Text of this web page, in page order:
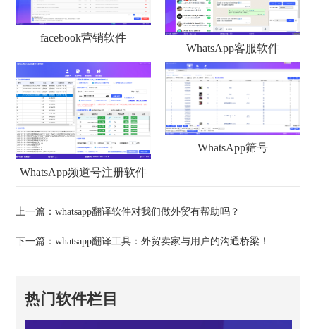
facebook营销软件
WhatsApp客服软件
WhatsApp频道号注册软件
WhatsApp筛号
上一篇：whatsapp翻译软件对我们做外贸有帮助吗？
下一篇：whatsapp翻译工具：外贸卖家与用户的沟通桥梁！
热门软件栏目